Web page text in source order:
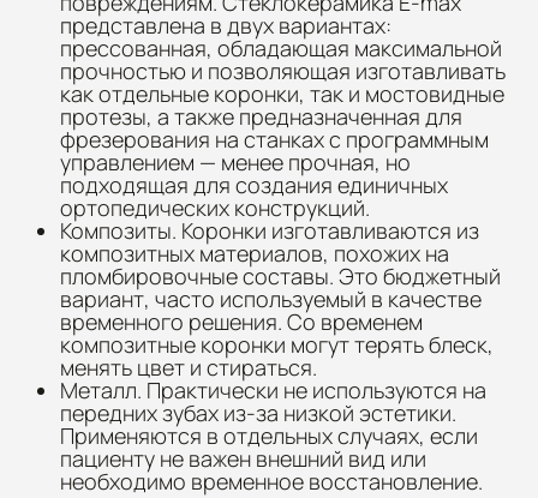
представлена в двух вариантах:
прессованная, обладающая максимальной
прочностью и позволяющая изготавливать
как отдельные коронки, так и мостовидные
протезы, а также предназначенная для
фрезерования на станках с программным
управлением — менее прочная, но
подходящая для создания единичных
ортопедических конструкций.
Композиты. Коронки изготавливаются из
композитных материалов, похожих на
пломбировочные составы. Это бюджетный
вариант, часто используемый в качестве
временного решения. Со временем
композитные коронки могут терять блеск,
менять цвет и стираться.
Металл. Практически не используются на
передних зубах из-за низкой эстетики.
Применяются в отдельных случаях, если
пациенту не важен внешний вид или
необходимо временное восстановление.